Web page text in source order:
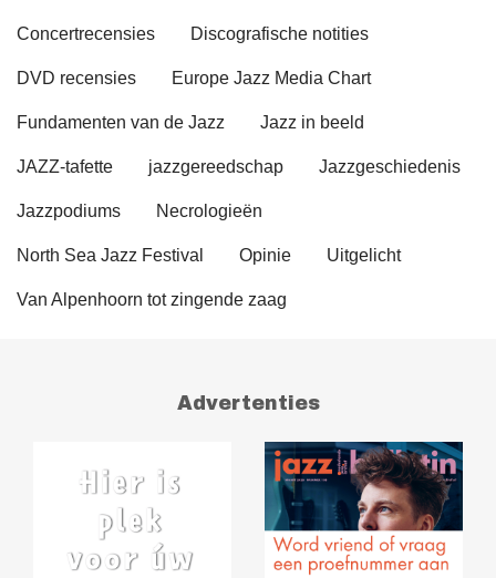
Concertrecensies Discografische notities
DVD recensies Europe Jazz Media Chart
Fundamenten van de Jazz Jazz in beeld
JAZZ-tafette jazzgereedschap Jazzgeschiedenis
Jazzpodiums Necrologieën
North Sea Jazz Festival Opinie Uitgelicht
Van Alpenhoorn tot zingende zaag
Advertenties